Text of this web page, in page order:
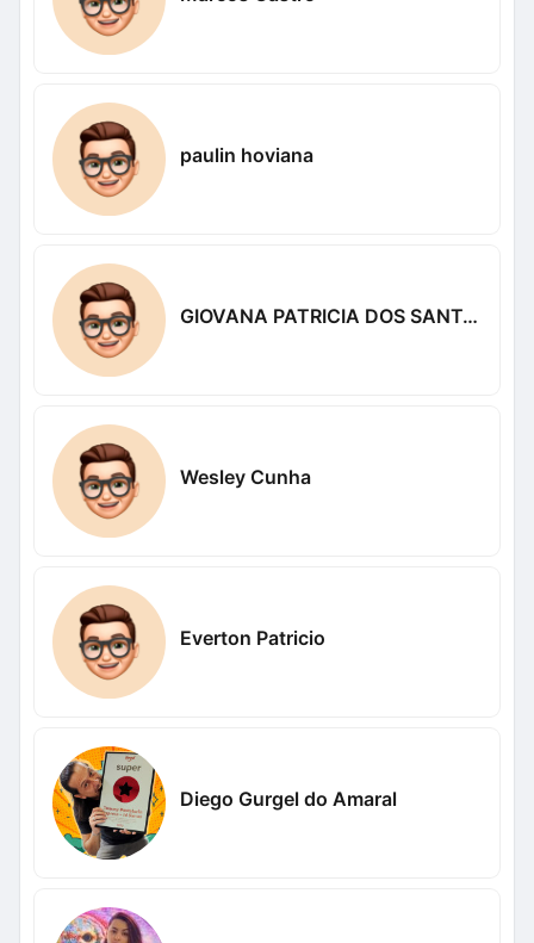
paulin hoviana
GIOVANA PATRICIA DOS SANTOS Patricia
Wesley Cunha
Everton Patricio
Diego Gurgel do Amaral